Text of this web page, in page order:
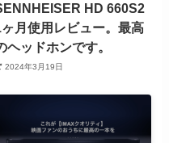
HD 660S2
ヶ月使用レビュー。最高
ヘッドホンです。
2024年3月19日